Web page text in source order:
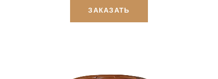
ЗАКАЗАТЬ